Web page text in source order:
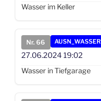
Wasser im Keller
Nr. 66 AUSN_WASSER
27.06.2024 19:02
Wasser in Tiefgarage